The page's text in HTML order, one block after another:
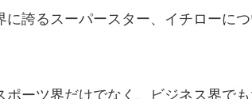
誇るスーパースター、イチローに
ーツ界だけでなく、ビジネス界でも